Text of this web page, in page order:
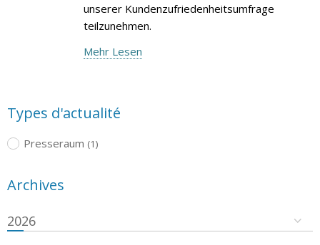
unserer Kundenzufriedenheitsumfrage
teilzunehmen.
Mehr Lesen
Types d'actualité
Presseraum (1)
Archives
2026